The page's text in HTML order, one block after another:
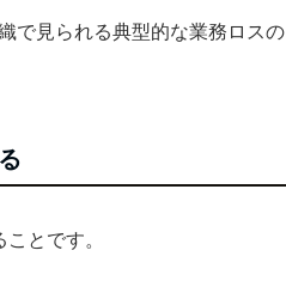
で見られる典型的な業務ロスの
とです。